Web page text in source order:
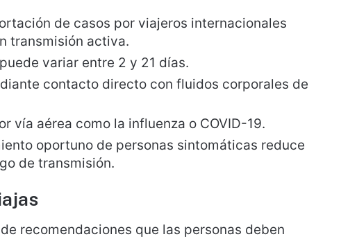
de casos por viajeros internacionales
transmisión activa.
variar entre 2 y 21 días.
contacto directo con fluidos corporales de
vía aérea como la influenza o COVID-19.
oportuno de personas sintomáticas reduce
de transmisión.
recomendaciones que las personas deben